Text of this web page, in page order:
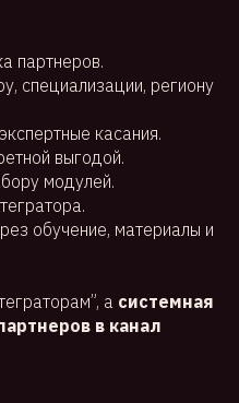
партнеров.
специализации, региону
касания.
выгодой.
модулей.
обучение, материалы и
а системная
в канал